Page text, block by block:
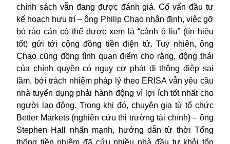
chính sách vẫn đang được đánh giá. Cố vấn đầu tư
kế hoạch hưu trí – ông Philip Chao nhận định, việc gỡ
bỏ rào cản có thể được xem là “cành ô liu” (tín hiệu
tốt) gửi tới cộng đồng tiền điện tử. Tuy nhiên, ông
Chao cũng đồng tình quan điểm cho rằng, động thái
của chính quyền có nguy cơ phát đi thông điệp sai
lầm, bởi trách nhiệm pháp lý theo ERISA vẫn yêu cầu
nhà tuyển dụng phải hành động vì lợi ích tốt nhất cho
người lao động. Trong khi đó, chuyên gia từ tổ chức
Better Markets (nghiên cứu thị trường tài chính) – ông
Stephen Hall nhấn mạnh, hướng dẫn từ thời Tổng
thống tiền nhiệm đã cứu nhiều nhà đầu tư khỏi tổn